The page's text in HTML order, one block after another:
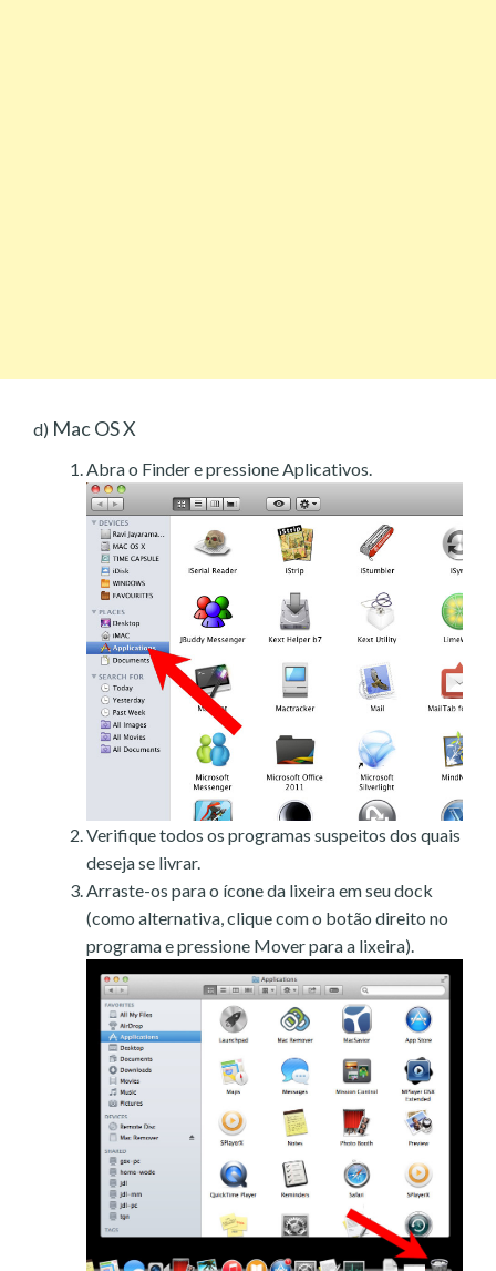
d) Mac OS X
Abra o Finder e pressione Aplicativos.
Verifique todos os programas suspeitos dos quais
deseja se livrar.
Arraste-os para o ícone da lixeira em seu dock
(como alternativa, clique com o botão direito no
programa e pressione Mover para a lixeira).